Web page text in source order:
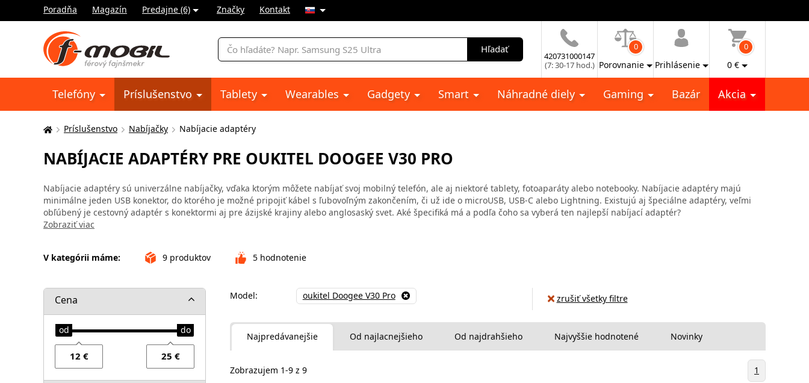
Poradňa Magazín Predajne (6) Značky Kontakt
Vyhľadávanie
Hľadať
420731000147
(7: 30-17 hod.)
0
Porovnanie Prihlásenie
0
0 €
Telefóny Príslušenstvo Tablety Wearables Gadgety Smart Náhradné diely Gaming Bazár Akcia
Tu
nachádzate:
Príslušenstvo Nabíjačky Nabíjacie adaptéry
NABÍJACIE ADAPTÉRY PRE OUKITEL DOOGEE V30 PRO
Nabíjacie adaptéry sú univerzálne nabíjačky, vďaka ktorým môžete nabíjať svoj mobilný telefón, ale aj niektoré tablety, fotoaparáty alebo notebooky. Nabíjacie adaptéry majú
minimálne jeden USB konektor, do ktorého je možné pripojiť kábel s ľubovoľným zakončením, či už ide o microUSB, USB-C alebo Lightning. Existujú aj špeciálne adaptéry, veľmi
obľúbený je cestovný adaptér s konektormi aj pre ázijské krajiny alebo anglosaský svet. Aké špecifiká má a podľa čoho sa vyberá ten najlepší nabíjací adaptér?
Zobraziť viac
V kategórii máme: 9 produktov 5 hodnotenie
Cena Model: oukitel Doogee V30 Pro zrušiť všetky filtre
Najpredávanejšie Od najlacnejšieho Od najdrahšieho Najvyššie hodnotené Novinky
Zobrazujem 1-9 z 9 1